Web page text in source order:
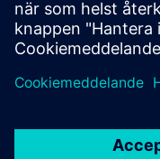
Läs mer